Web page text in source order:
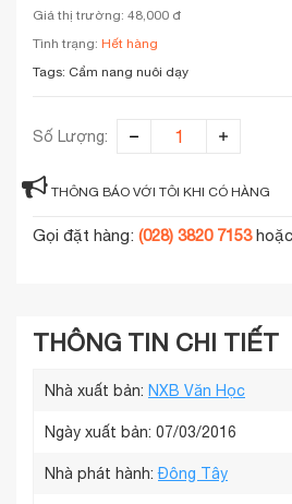
Giá thị trường: 48,000 đ
Tình trạng: Hết hàng
Tags: Cẩm nang nuôi dạy
Số Lượng:
THÔNG BÁO VỚI TÔI KHI CÓ HÀNG
Gọi đặt hàng: (028) 3820 7153hoặc
THÔNG TIN CHI TIẾT
Nhà xuất bản: NXB Văn Học
Ngày xuất bản: 07/03/2016
Nhà phát hành:Đông Tây